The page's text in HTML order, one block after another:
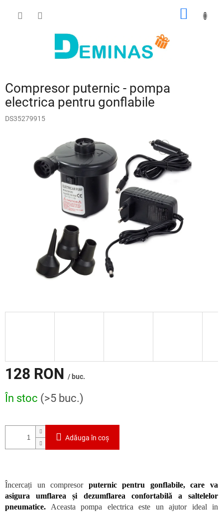
COŞ
Compresor puternic - pompa
electrica pentru gonflabile
DS35279915
128 RON / buc.
Evaluare
preţ:
În stoc (>5 buc.)
Adăuga în coş
Încercați un compresor puternic pentru gonflabile, care va
asigura umflarea și dezumflarea confortabilă a saltelelor
pneumatice. Aceasta pompa electrica este un ajutor ideal in